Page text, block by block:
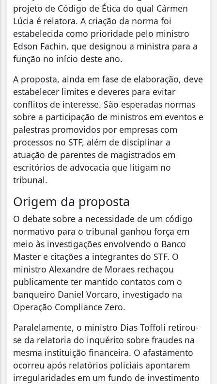
projeto de Código de Ética do qual Cármen
Lúcia é relatora. A criação da norma foi
estabelecida como prioridade pelo ministro
Edson Fachin, que designou a ministra para a
função no início deste ano.
A proposta, ainda em fase de elaboração, deve
estabelecer limites e deveres para evitar
conflitos de interesse. São esperadas normas
sobre a participação de ministros em eventos e
palestras promovidos por empresas com
processos no STF, além de disciplinar a
atuação de parentes de magistrados em
escritórios de advocacia que litigam no
tribunal.
Origem da proposta
O debate sobre a necessidade de um código
normativo para o tribunal ganhou força em
meio às investigações envolvendo o Banco
Master e citações a integrantes do STF. O
ministro Alexandre de Moraes rechaçou
publicamente ter mantido contatos com o
banqueiro Daniel Vorcaro, investigado na
Operação Compliance Zero.
Paralelamente, o ministro Dias Toffoli retirou-
se da relatoria do inquérito sobre fraudes na
mesma instituição financeira. O afastamento
ocorreu após relatórios policiais apontarem
irregularidades em um fundo de investimento